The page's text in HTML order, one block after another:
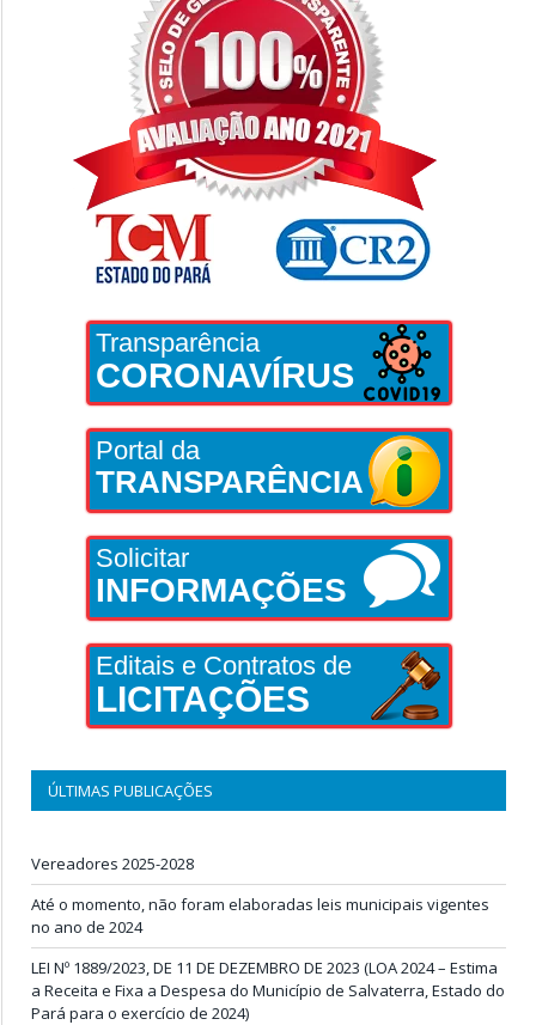
Transparência
CORONAVÍRUS
Portal da
TRANSPARÊNCIA
Solicitar
INFORMAÇÕES
Editais e Contratos de
LICITAÇÕES
ÚLTIMAS PUBLICAÇÕES
Vereadores 2025-2028
Até o momento, não foram elaboradas leis municipais vigentes
no ano de 2024
LEI Nº 1889/2023, DE 11 DE DEZEMBRO DE 2023 (LOA 2024 – Estima
a Receita e Fixa a Despesa do Município de Salvaterra, Estado do
Pará para o exercício de 2024)